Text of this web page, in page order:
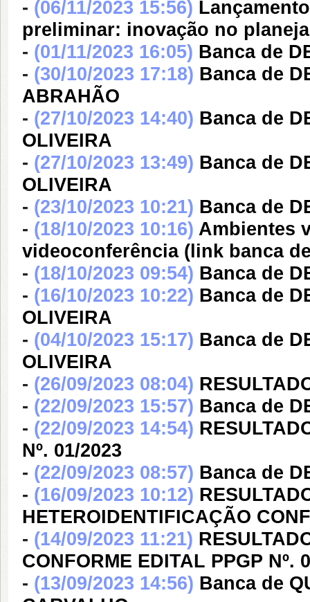
- (06/11/2023 15:56)
preliminar: inovação no
- (01/11/2023 16:05) Banca de
- (30/10/2023 17:18) Banca de
ABRAHÃO
- (27/10/2023 14:40) Banca de
OLIVEIRA
- (27/10/2023 13:49) Banca de
OLIVEIRA
- (23/10/2023 10:21) Banca de
- (18/10/2023 10:16) Ambientes
videoconferência (link banca
- (18/10/2023 09:54) Banca de
- (16/10/2023 10:22) Banca de
OLIVEIRA
- (04/10/2023 15:17) Banca de
OLIVEIRA
- (26/09/2023 08:04)
- (22/09/2023 15:57) Banca de
- (22/09/2023 14:54)
Nº. 01/2023
- (22/09/2023 08:57) Banca de
- (16/09/2023 10:12)
HETEROIDENTIFICAÇÃO
- (14/09/2023 11:21)
CONFORME EDITAL PPGP Nº.
- (13/09/2023 14:56) Banca de